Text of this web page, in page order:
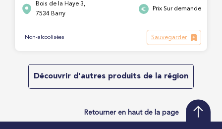
Bois de la Haye 3,
7534 Barry
Prix Sur demande
Non-alcoolisées Sauvegarder
Découvrir d'autres produits de la région
Retourner en haut de la page